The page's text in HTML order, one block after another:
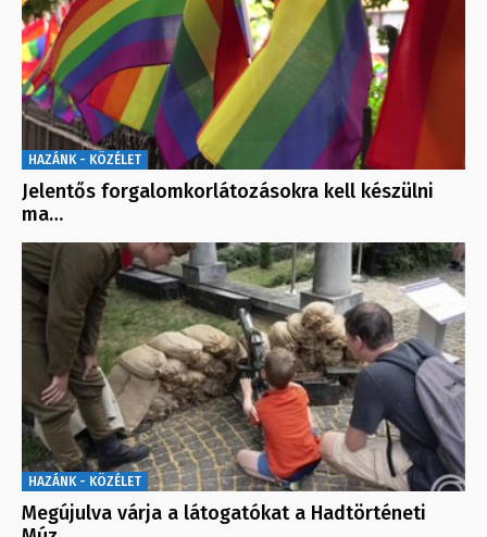
HAZÁNK - KÖZÉLET
Jelentős forgalomkorlátozásokra kell készülni
ma…
HAZÁNK - KÖZÉLET
Megújulva várja a látogatókat a Hadtörténeti